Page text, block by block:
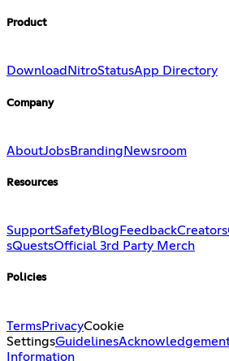
Product
Download NitroStatusApp Directory
Company
AboutJobsBranding Newsroom
Resources
SupportSafetyBlog FeedbackCreators
sQuestsOfficial 3rd Party Merch
Policies
TermsPrivacyCookie
SettingsGuidelines
Information